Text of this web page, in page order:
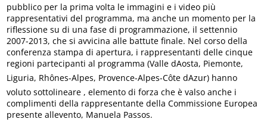
pubblico per la prima volta le immagini e i video più
rappresentativi del programma, ma anche un momento per la
riflessione su di una fase di programmazione, il settennio
2007-2013, che si avvicina alle battute finale. Nel corso della
conferenza stampa di apertura, i rappresentanti delle cinque
regioni partecipanti al programma (Valle dAosta, Piemonte,
Liguria, Rhônes-Alpes, Provence-Alpes-Côte dAzur) hanno
voluto sottolineare , elemento di forza che è valso anche i
complimenti della rappresentante della Commissione Europea
presente allevento, Manuela Passos.